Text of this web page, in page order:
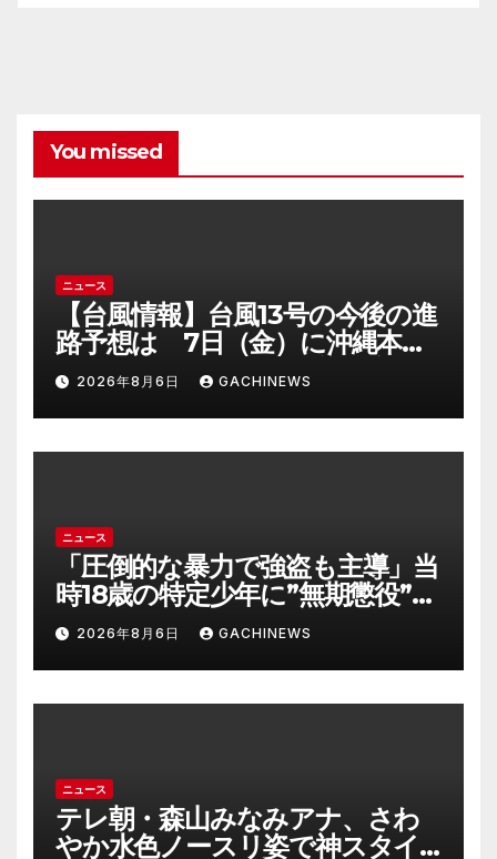
You missed
ニュース
【台風情報】台風13号の今後の進
路予想は 7日（金）に沖縄本島
に直撃するおそれ 一部の家屋
が倒壊するおそれがある猛烈な
風が吹く見込み(FNNプライムオ
ンライン)
2026年8月6日 GACHINEWS
ニュース
「圧倒的な暴力で強盗も主導」当
時18歳の特定少年に”無期懲役”求
刑の背景『年齢の若さで説明でき
ないほど悪質だと検察が判断』
＜元裁判官が解説＞全国的に見て
も異例のケース_8月7日判決の行
2026年8月6日 GACHINEWS
ニュース
テレ朝・森山みなみアナ、さわ
やか水色ノースリ姿で神スタイ